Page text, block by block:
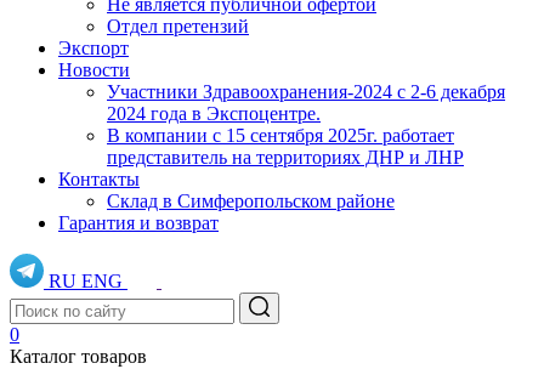
Не является публичной офертой
Отдел претензий
Экспорт
Новости
Участники Здравоохранения-2024 с 2-6 декабря
2024 года в Экспоцентре.
В компании с 15 сентября 2025г. работает
представитель на территориях ДНР и ЛНР
Контакты
Склад в Симферопольском районе
Гарантия и возврат
RU ENG
0
Каталог товаров